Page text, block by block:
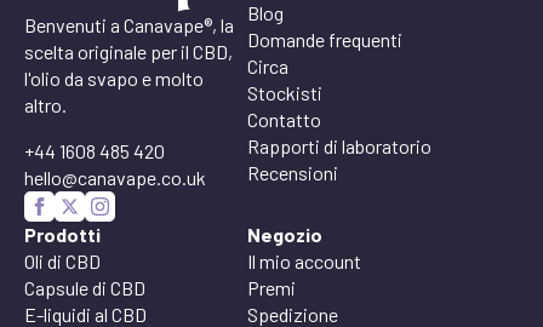
Benvenuti a Canavape®, la
scelta originale per il CBD,
l'olio da svapo e molto
altro.
+44 1608 485 420
hello@canavape.co.uk
Blog
Domande frequenti
Circa
Stockisti
Contatto
Rapporti di laboratorio
Recensioni
Prodotti
Oli di CBD
Capsule di CBD
E-liquidi al CBD
Negozio
Il mio account
Premi
Spedizione